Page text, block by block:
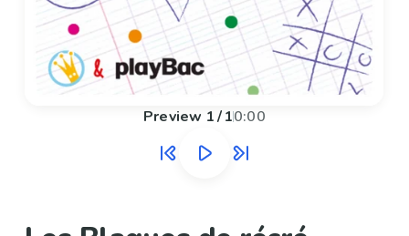
Preview 1/10:00